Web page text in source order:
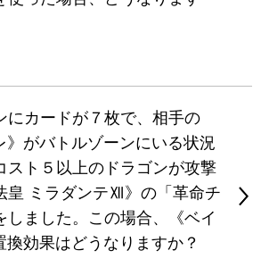
にカードが７枚で、相手の
》がバトルゾーンにいる状況
スト５以上のドラゴンが攻撃
皇 ミラダンテⅫ》の「革命チ
しました。この場合、《ベイ
換効果はどうなりますか？